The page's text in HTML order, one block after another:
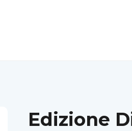
Edizione